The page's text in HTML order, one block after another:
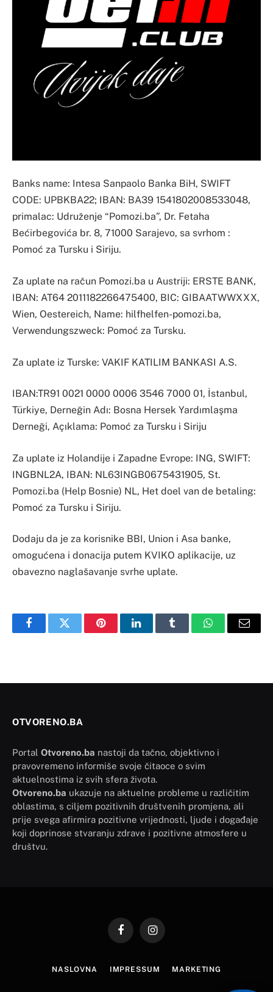
Banks name: Intesa Sanpaolo Banka BiH, SWIFT
CODE: UPBKBA22; IBAN: BA39 1541802008533048,
primalac: Udruženje “Pomozi.ba”, Dr. Fetaha
Bećirbegovića br. 8, 71000 Sarajevo, sa svrhom :
Pomoć za Tursku i Siriju.
Za uplate na račun Pomozi.ba u Austriji: ERSTE BANK,
IBAN: AT64 2011182266475400, BIC: GIBAATWWXXX,
Wien, Oestereich, Name: hilfhelfen-pomozi.ba,
Verwendungszweck: Pomoć za Tursku.
Za uplate iz Turske: VAKIF KATILIM BANKASI A.S.
IBAN:TR91 0021 0000 0006 3546 7000 01, İstanbul,
Türkiye, Derneğin Adı: Bosna Hersek Yardımlaşma
Derneği, Açıklama: Pomoć za Tursku i Siriju
Za uplate iz Holandije i Zapadne Evrope: ING, SWIFT:
INGBNL2A, IBAN: NL63INGB0675431905, St.
Pomozi.ba (Help Bosnie) NL, Het doel van de betaling:
Pomoć za Tursku i Siriju.
Dodaju da je za korisnike BBI, Union i Asa banke,
omogućena i donacija putem KVIKO aplikacije, uz
obavezno naglašavanje svrhe uplate.
FacebookTwitter PinterestLinkedInTumblr WhatsAppEmail
OTVORENO.BA
Portal Otvoreno.ba nastoji da tačno, objektivno i
pravovremeno informiše svoje čitaoce o svim
aktuelnostima iz svih sfera života.
Otvoreno.ba ukazuje na aktuelne probleme u različitim
oblastima, s ciljem pozitivnih društvenih promjena, ali
prije svega afirmira pozitivne vrijednosti, ljude i događaje
koji doprinose stvaranju zdrave i pozitivne atmosfere u
društvu.
FacebookInstagram
NASLOVNA IMPRESSUM MARKETING